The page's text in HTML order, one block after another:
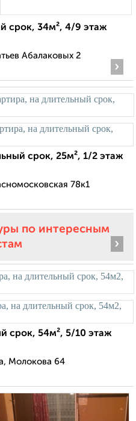
срок, 34м², 4/9 этаж
Абалаковых 2
›
срок, 25м², 1/2 этаж
78к1
по интересным
›
срок, 54м², 5/10 этаж
Молокова 64